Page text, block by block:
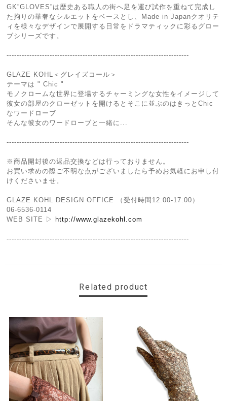
GK”GLOVES”は歴史ある職人の街へ足を運び試作を重ねて完成し
た拘りの華奢なシルエットをベースとし、Made in Japanクオリテ
ィを様々なデザインで展開する日常をドラマティックに彩るグロー
ブシリーズです。
------------------------------------------------------------------------
GLAZE KOHL＜グレイズコール＞
テーマは " Chic "
モノクロームな世界に登場するチャーミングな女性をイメージして
彼女の部屋のクローゼットを開けるとそこに並ぶのはきっとChic
なワードローブ
そんな彼女のワードローブと一緒に...
------------------------------------------------------------------------
※商品開封後の返品交換などは行っておりません。
お買い求めの際ご不明な点がございましたら予めお気軽にお申し付
けくださいませ。
GLAZE KOHL DESIGN OFFICE （受付時間12:00-17:00）
06-6536-0114
WEB SITE ▷http://www.glazekohl.com
------------------------------------------------------------------------
Related product